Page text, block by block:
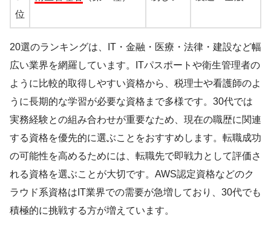
位
20選のランキングは、IT・金融・医療・法律・建設など幅
広い業界を網羅しています。ITパスポートや衛生管理者の
ように比較的取得しやすい資格から、税理士や看護師のよ
うに長期的な学習が必要な資格まで多様です。30代では
実務経験との組み合わせが重要なため、現在の職歴に関連
する資格を優先的に選ぶことをおすすめします。転職成功
の可能性を高めるためには、転職先で即戦力として評価さ
れる資格を選ぶことが大切です。AWS認定資格などのク
ラウド系資格はIT業界での需要が急増しており、30代でも
積極的に挑戦する方が増えています。